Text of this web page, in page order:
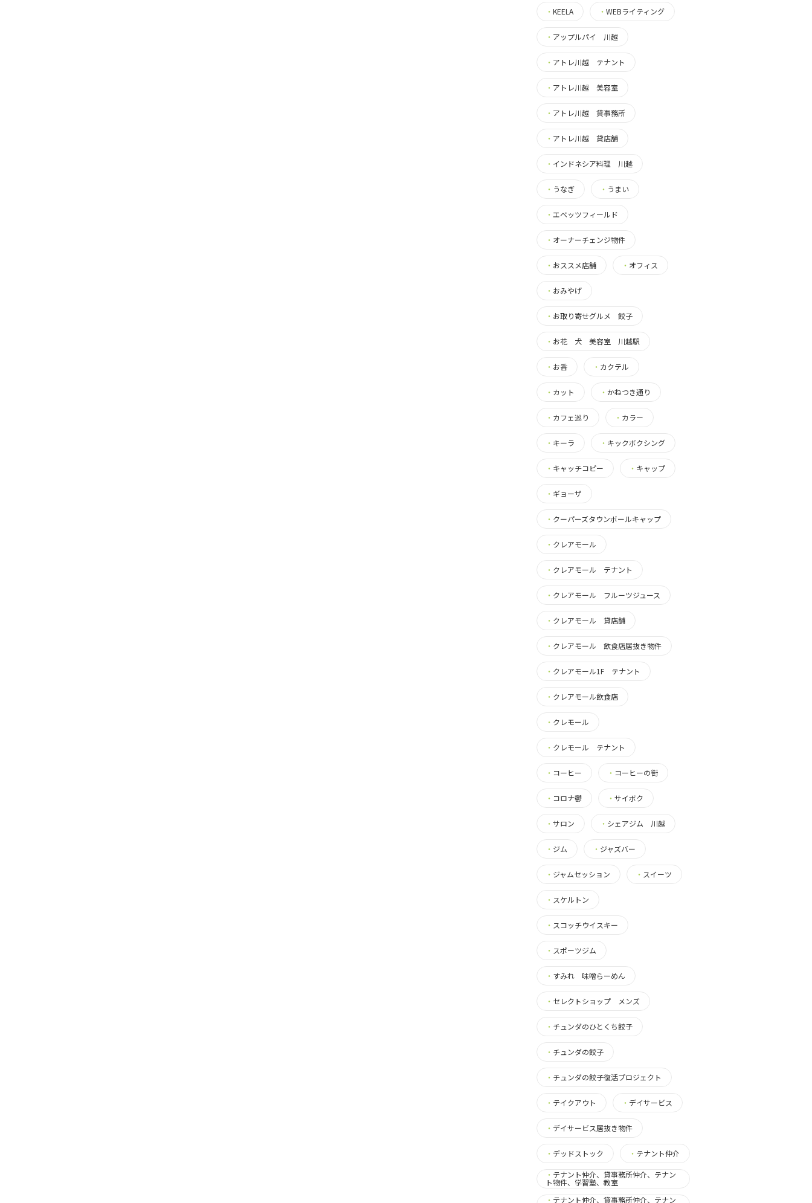
・ KEELA ・ WEBライティング
・ アップルパイ 川越
・ アトレ川越 テナント
・ アトレ川越 美容室
・ アトレ川越 貸事務所
・ アトレ川越 貸店舗
・ インドネシア料理 川越
・ うなぎ ・ うまい
・ エベッツフィールド
・ オーナーチェンジ物件
・ おススメ店舗 ・ オフィス
・ おみやげ
・ お取り寄せグルメ 餃子
・ お花 犬 美容室 川越駅
・ お香 ・ カクテル
・ カット ・ かねつき通り
・ カフェ巡り ・ カラー
・ キーラ ・ キックボクシング
・ キャッチコピー ・ キャップ
・ ギョーザ
・ クーパーズタウンボールキャップ
・ クレアモール
・ クレアモール テナント
・ クレアモール フルーツジュース
・ クレアモール 貸店舗
・ クレアモール 飲食店居抜き物件
・ クレアモール1F テナント
・ クレアモール飲食店
・ クレモール
・ クレモール テナント
・ コーヒー ・ コーヒーの街
・ コロナ鬱 ・ サイボク
・ サロン ・ シェアジム 川越
・ ジム ・ ジャズバー
・ ジャムセッション ・ スイーツ
・ スケルトン
・ スコッチウイスキー
・ スポーツジム
・ すみれ 味噌らーめん
・ セレクトショップ メンズ
・ チュンダのひとくち餃子
・ チュンダの餃子
・ チュンダの餃子復活プロジェクト
・ テイクアウト ・ デイサービス
・ デイサービス居抜き物件
・ デッドストック ・ テナント仲介
・ テナント仲介、貸事務所仲介、テナン
ト物件、学習塾、教室
・ テナント仲介、貸事務所仲介、テナン